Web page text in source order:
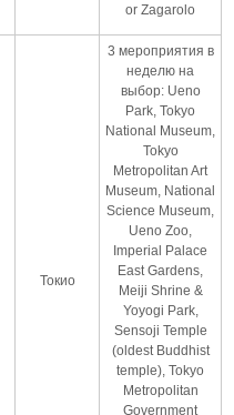
or Zagarolo
Токио
3 мероприятия в
неделю на
выбор: Ueno
Park, Tokyo
National Museum,
Tokyo
Metropolitan Art
Museum, National
Science Museum,
Ueno Zoo,
Imperial Palace
East Gardens,
Meiji Shrine &
Yoyogi Park,
Sensoji Temple
(oldest Buddhist
temple), Tokyo
Metropolitan
Government